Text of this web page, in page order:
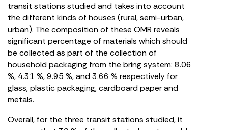
transit stations studied and takes into account
the different kinds of houses (rural, semi-urban,
urban). The composition of these OMR reveals
significant percentage of materials which should
be collected as part of the collection of
household packaging from the bring system: 8.06
%, 4.31 %, 9.95 %, and 3.66 % respectively for
glass, plastic packaging, cardboard paper and
metals.
Overall, for the three transit stations studied, it